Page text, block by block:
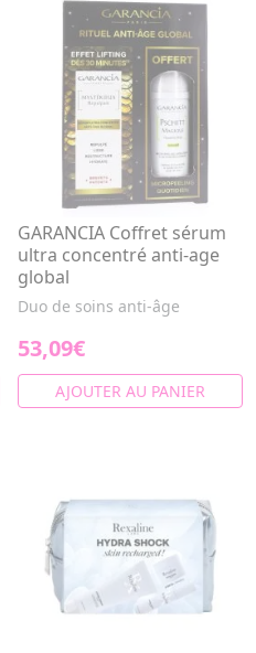
GARANCIA Coffret sérum
ultra concentré anti-age
global
Duo de soins anti-âge
53,09€
AJOUTER AU PANIER